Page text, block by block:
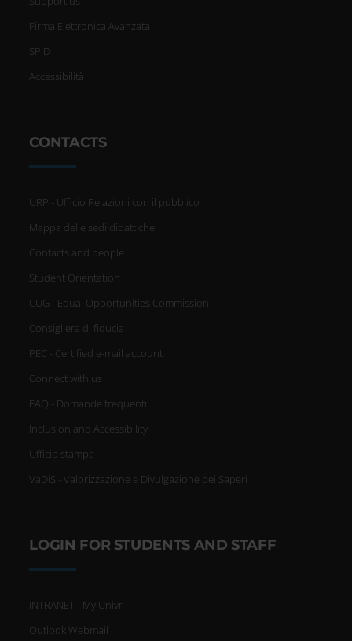
Firma Elettronica Avanzata
SPID
Accessibilità
CONTACTS
URP - Ufficio Relazioni con il pubblico
Mappa delle sedi didattiche
Contacts and people
Student Orientation
CUG - Equal Opportunities Commission
Consigliera di fiducia
PEC - Certified e-mail account
Connect with us
FAQ - Domande frequenti
Inclusion and Accessibility
Ufficio stampa
VaDiS - Valorizzazione e Divulgazione dei Saperi
LOGIN FOR STUDENTS AND STAFF
INTRANET - My Univr
Outlook Webmail